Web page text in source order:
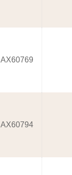
AX60769
AX60794